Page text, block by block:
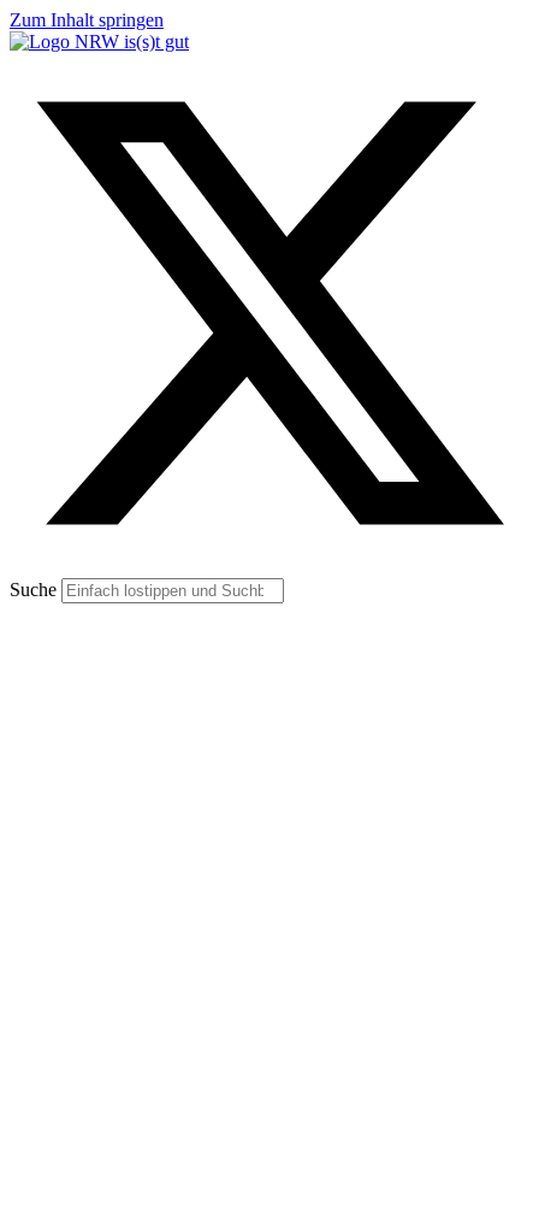
Zum Inhalt springen
Suche